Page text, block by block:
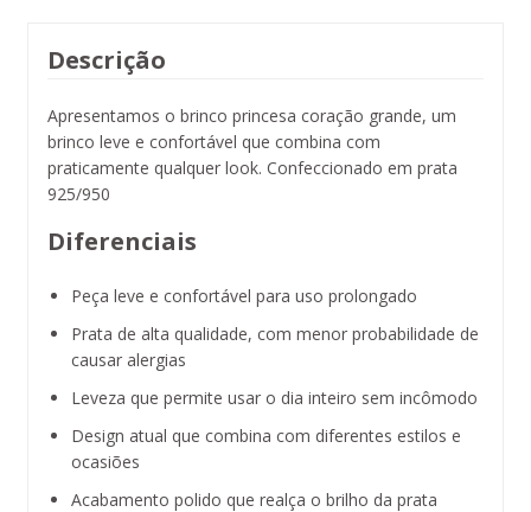
Descrição
Apresentamos o brinco princesa coração grande, um
brinco leve e confortável que combina com
praticamente qualquer look. Confeccionado em prata
925/950
Diferenciais
Peça leve e confortável para uso prolongado
Prata de alta qualidade, com menor probabilidade de
causar alergias
Leveza que permite usar o dia inteiro sem incômodo
Design atual que combina com diferentes estilos e
ocasiões
Acabamento polido que realça o brilho da prata